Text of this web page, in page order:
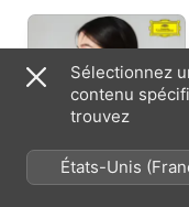
Love Symposium
Sélectionnez
contenu
trouvez
États-Unis
France)